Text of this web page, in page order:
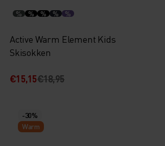
% % % % %
Active Warm Element Kids
Skisokken
€15,15€18,95
-30%
Warm